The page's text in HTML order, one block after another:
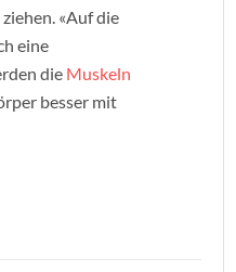
«Auf die
eine
die Muskeln
besser mit